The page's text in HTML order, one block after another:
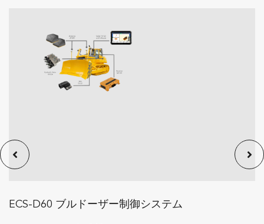
ECS-D60 ブルドーザー制御システム